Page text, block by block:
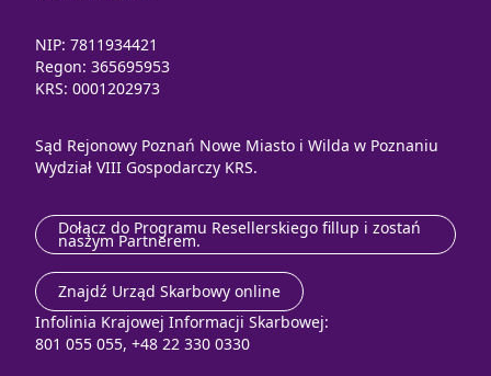
NIP: 7811934421
Regon: 365695953
KRS: 0001202973
Sąd Rejonowy Poznań Nowe Miasto i Wilda w Poznaniu
Wydział VIII Gospodarczy KRS.
Dołącz do Programu Resellerskiego fillup i zostań
naszym Partnerem.
Znajdź Urząd Skarbowy online
Infolinia Krajowej Informacji Skarbowej:
801 055 055, +48 22 330 0330